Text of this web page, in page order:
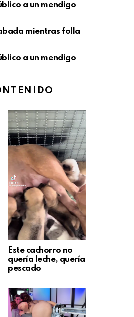
a un mendigo
mientras folla
a un mendigo
Este cachorro no
quería leche, quería
pescado